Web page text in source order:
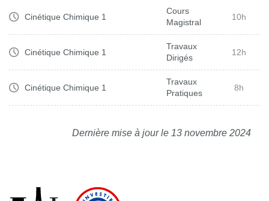
Cinétique Chimique 1
Cours
Magistral
10h
Cinétique Chimique 1
Travaux
Dirigés
12h
Cinétique Chimique 1
Travaux
Pratiques
8h
Dernière mise à jour le 13 novembre 2024